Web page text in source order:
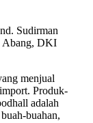
Sudirman
Abang, DKI
menjual
Produk-
adalah
buahan,